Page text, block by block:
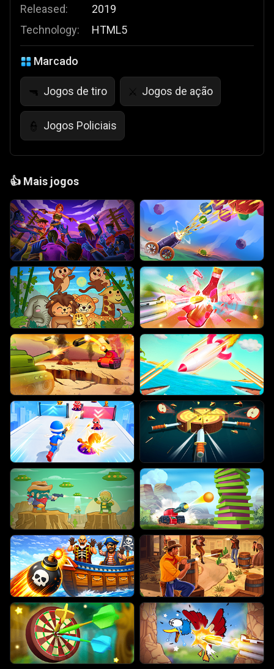
Released:
Technology:
2019
HTML5
Marcado
🔫 Jogos de tiro ⚔️ Jogos de ação
👮 Jogos Policiais
👍 Mais jogos